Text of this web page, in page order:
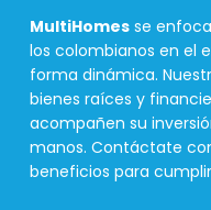
MultiHomes se
los colombianos en el
forma dinámica.
bienes raíces y
acompañen su
manos. Contáctate
beneficios para